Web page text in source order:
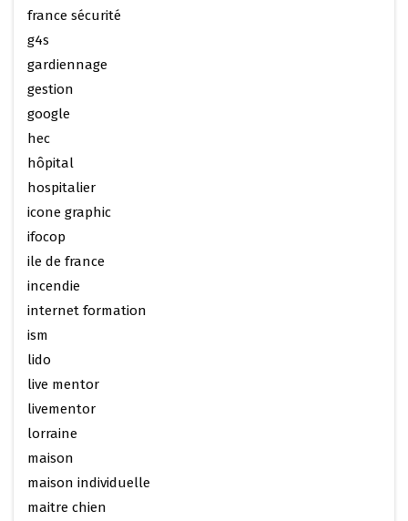
france sécurité
g4s
gardiennage
gestion
google
hec
hôpital
hospitalier
icone graphic
ifocop
ile de france
incendie
internet formation
ism
lido
live mentor
livementor
lorraine
maison
maison individuelle
maitre chien